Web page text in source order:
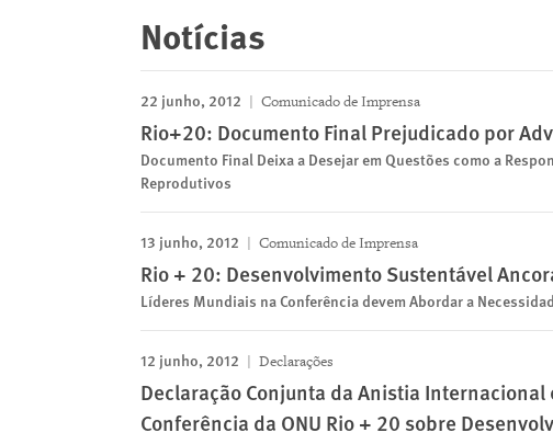
Notícias
22 junho, 2012 Comunicado de Imprensa
Rio+20: Documento Final Prejudicado por
Documento Final Deixa a Desejar em Questões como a
Reprodutivos
13 junho, 2012 Comunicado de Imprensa
Rio + 20: Desenvolvimento Sustentável
Líderes Mundiais na Conferência devem Abordar a
12 junho, 2012 Declarações
Declaração Conjunta da Anistia Internacional
Conferência da ONU Rio + 20 sobre